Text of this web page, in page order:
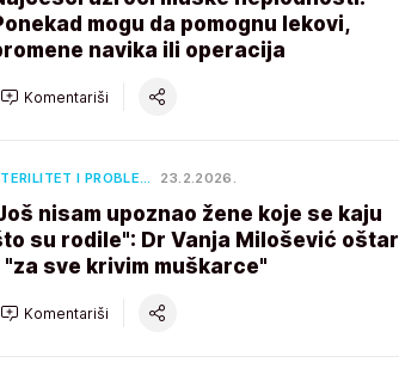
mogu da pomognu lekovi,
navika ili operacija
Komentariši
I PROBLE… 23.2.2026.
nisam upoznao žene koje se kaju
su rodile": Dr Vanja Milošević oštar
"za sve krivim muškarce"
Komentariši